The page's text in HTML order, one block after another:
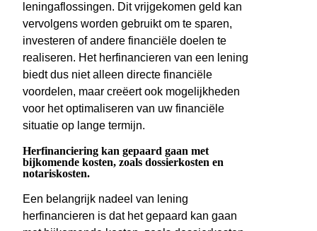
leningaflossingen. Dit vrijgekomen geld kan
vervolgens worden gebruikt om te sparen,
investeren of andere financiële doelen te
realiseren. Het herfinancieren van een lening
biedt dus niet alleen directe financiële
voordelen, maar creëert ook mogelijkheden
voor het optimaliseren van uw financiële
situatie op lange termijn.
Herfinanciering kan gepaard gaan met
bijkomende kosten, zoals dossierkosten en
notariskosten.
Een belangrijk nadeel van lening
herfinancieren is dat het gepaard kan gaan